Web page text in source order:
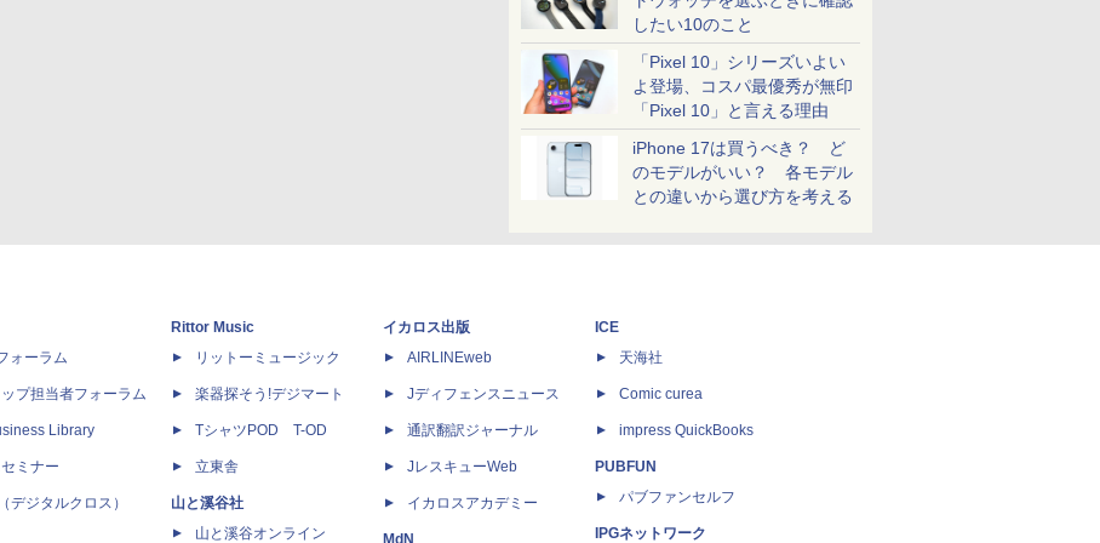
したい10のこと
「Pixel 10」シリーズいよい
よ登場、コスパ最優秀が無印
「Pixel 10」と言える理由
iPhone 17は買うべき？ ど
のモデルがいい？ 各モデル
との違いから選び方を考える
ォーラム
プ担当者フォーラム
Library
ミナー
デジタルクロス）
Rittor Music
リットーミュージック
楽器探そう!デジマート
TシャツPOD T-OD
立東舎
山と溪谷社
山と溪谷オンライン
イカロス出版
AIRLINEweb
Jディフェンスニュース
通訳翻訳ジャーナル
JレスキューWeb
イカロスアカデミー
MdN
ICE
天海社
Comic curea
impress QuickBooks
PUBFUN
パブファンセルフ
IPGネットワーク